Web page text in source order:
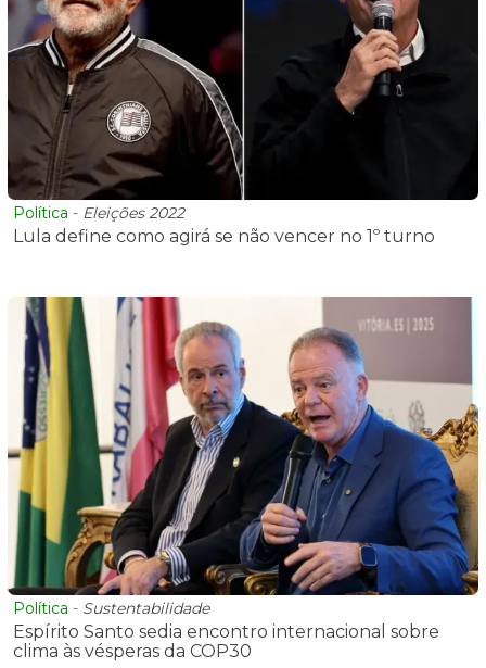
Política - Eleições 2022
Lula define como agirá se não vencer no 1º turno
Política - Sustentabilidade
Espírito Santo sedia encontro internacional sobre
clima às vésperas da COP30